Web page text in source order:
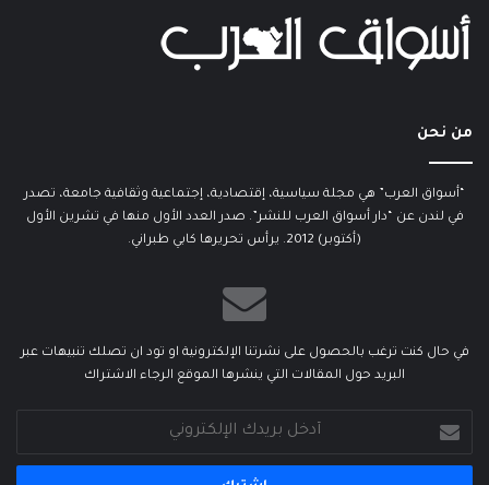
من نحن
“أسواق العرب” هي مجلة سياسية، إقتصادية، إجتماعية وثقافية جامعة، تصدر
في لندن عن “دار أسواق العرب للنشر”. صدر العدد الأول منها في تشرين الأول
(أكتوبر) 2012. يرأس تحريرها كابي طبراني.
في حال كنت ترغب بالحصول على نشرتنا الإلكترونية او تود ان تصلك تنبيهات عبر
البريد حول المقالات التي ينشرها الموقع الرجاء الاشتراك
بريدك
الإلكتروني